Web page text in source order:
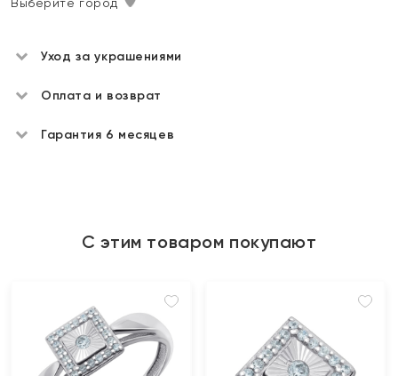
Уход за украшениями
Оплата и возврат
Гарантия 6 месяцев
С этим товаром покупают